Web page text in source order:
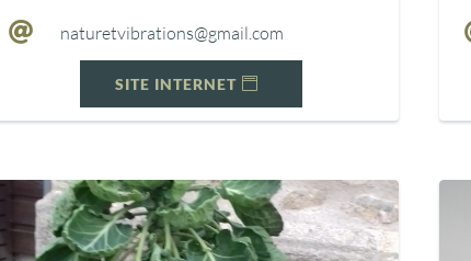
 naturetvibrations@gmail.com
SITE INTERNET